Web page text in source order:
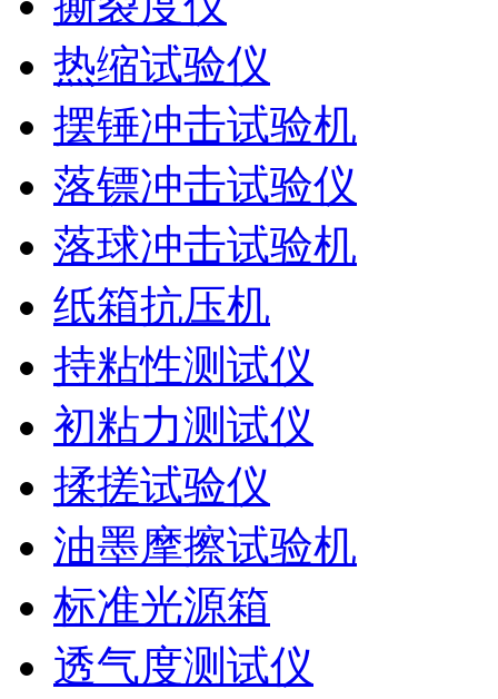
热缩试验仪
摆锤冲击试验机
落镖冲击试验仪
落球冲击试验机
纸箱抗压机
持粘性测试仪
初粘力测试仪
揉搓试验仪
油墨摩擦试验机
标准光源箱
透气度测试仪